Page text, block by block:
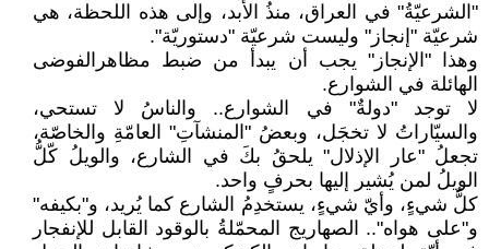
"الشرعيّةُ" في العراق، منذُ الأبد، وإلى هذه اللحظة، هي
شرعيّة "إنجاز" وليست شرعيّة "دستوريّة".
وهذا "الإنجاز" يجب أن يبدأ من ضبط مظاهرالفوضى
الهائلة في الشوارع.
لا توجد "دولةٌ" في الشوارع.. والناسُ لا تستحي،
والسيّاراتُ لا تخجَل، وبعضُ "المنشآتِ" العامّةِ والخاصّة،
تجعلُ "عار الإذلال" يلحقُ بكَ في الشارع، والويلُ كّلُّ
الويلُ لمن يُشير إليها بحرفٍ واحد.
كلُّ شيءٍ، وأيّ شيءٍ، يستخدِمُ الشارع كما يُريد، و"بكيفه"
و"على هواه".. الصهاريج المحمّلةُ بالوقود القابل للإنفجار